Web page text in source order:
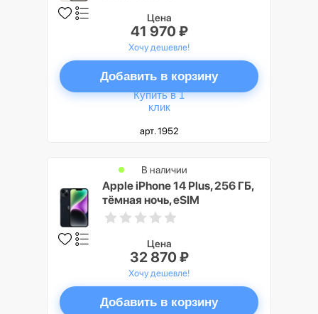
Цена
41 970 ₽
Хочу дешевле!
Добавить в корзину
Купить в 1
клик
арт. 1952
Apple iPhone 14 Plus, 256 ГБ,
тёмная ночь, eSIM
В наличии
Цена
32 870 ₽
Хочу дешевле!
Добавить в корзину